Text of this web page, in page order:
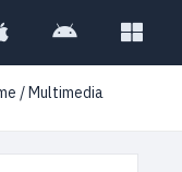
/ Multimedia